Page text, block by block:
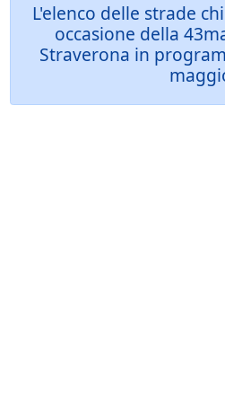
L'elenco delle strade
occasione della
Straverona in